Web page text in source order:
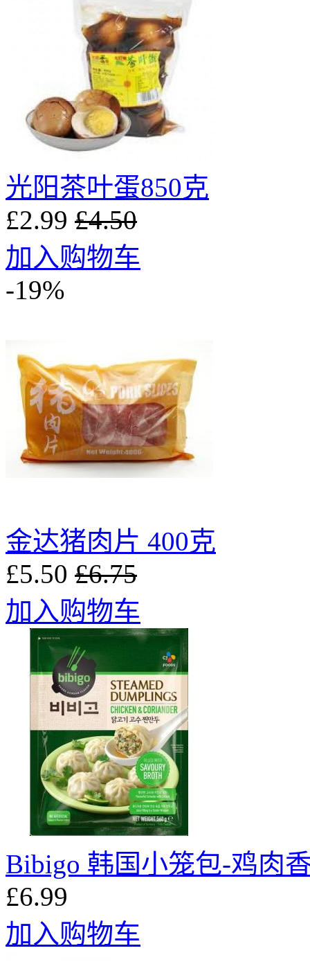
光阳茶叶蛋850克
£2.99 £4.50
加入购物车
-19%
金达猪肉片 400克
£5.50 £6.75
加入购物车
Bibigo 韩国小笼包-鸡肉
£6.99
加入购物车